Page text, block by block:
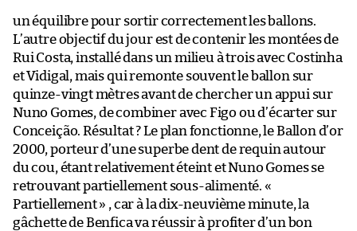
un équilibre pour sortir correctement les ballons.
L’autre objectif du jour est de contenir les montées de
Rui Costa, installé dans un milieu à trois avec Costinha
et Vidigal, mais qui remonte souvent le ballon sur
quinze-vingt mètres avant de chercher un appui sur
Nuno Gomes, de combiner avec Figo ou d’écarter sur
Conceição. Résultat ? Le plan fonctionne, le Ballon d’or
2000, porteur d’une superbe dent de requin autour
du cou, étant relativement éteint et Nuno Gomes se
retrouvant partiellement sous-alimenté. «
Partiellement » , car à la dix-neuvième minute, la
gâchette de Benfica va réussir à profiter d’un bon